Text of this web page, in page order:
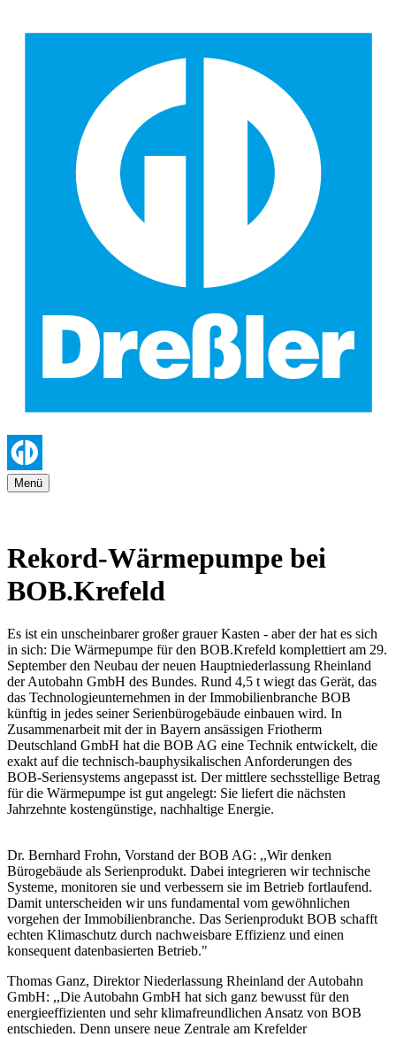
Menü
Rekord-Wärmepumpe bei
BOB.Krefeld
Es ist ein unscheinbarer großer grauer Kasten - aber der hat es sich
in sich: Die Wärmepumpe für den BOB.Krefeld komplettiert am 29.
September den Neubau der neuen Hauptniederlassung Rheinland
der Autobahn GmbH des Bundes. Rund 4,5 t wiegt das Gerät, das
das Technologieunternehmen in der Immobilienbranche BOB
künftig in jedes seiner Serienbürogebäude einbauen wird. In
Zusammenarbeit mit der in Bayern ansässigen Friotherm
Deutschland GmbH hat die BOB AG eine Technik entwickelt, die
exakt auf die technisch-bauphysikalischen Anforderungen des
BOB-Seriensystems angepasst ist. Der mittlere sechsstellige Betrag
für die Wärmepumpe ist gut angelegt: Sie liefert die nächsten
Jahrzehnte kostengünstige, nachhaltige Energie.
Dr. Bernhard Frohn, Vorstand der BOB AG: ,,Wir denken
Bürogebäude als Serienprodukt. Dabei integrieren wir technische
Systeme, monitoren sie und verbessern sie im Betrieb fortlaufend.
Damit unterscheiden wir uns fundamental vom gewöhnlichen
vorgehen der Immobilienbranche. Das Serienprodukt BOB schafft
echten Klimaschutz durch nachweisbare Effizienz und einen
konsequent datenbasierten Betrieb."
Thomas Ganz, Direktor Niederlassung Rheinland der Autobahn
GmbH: ,,Die Autobahn GmbH hat sich ganz bewusst für den
energieeffizienten und sehr klimafreundlichen Ansatz von BOB
entschieden. Denn unsere neue Zentrale am Krefelder